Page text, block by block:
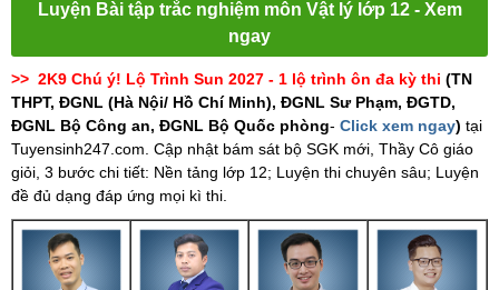
Luyện Bài tập trắc nghiệm môn Vật lý lớp 12 - Xem
ngay
>> 2K9 Chú ý! Lộ Trình Sun 2027 - 1 lộ trình ôn đa kỳ thi (TN
THPT, ĐGNL (Hà Nội/ Hồ Chí Minh), ĐGNL Sư Phạm, ĐGTD,
ĐGNL Bộ Công an, ĐGNL Bộ Quốc phòng- Click xem ngay) tại
Tuyensinh247.com. Cập nhật bám sát bộ SGK mới, Thầy Cô giáo
giỏi, 3 bước chi tiết: Nền tảng lớp 12; Luyện thi chuyên sâu; Luyện
đề đủ dạng đáp ứng mọi kì thi.